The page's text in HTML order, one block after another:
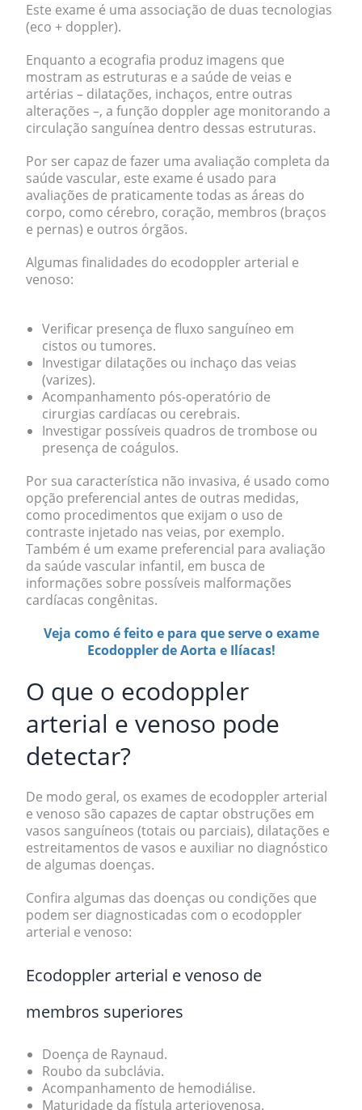
Este exame é uma associação de duas tecnologias
(eco + doppler).
Enquanto a ecografia produz imagens que
mostram as estruturas e a saúde de veias e
artérias – dilatações, inchaços, entre outras
alterações –, a função dopplerage monitorando a
circulação sanguínea dentro dessas estruturas.
Por ser capaz de fazer uma avaliação completa da
saúde vascular, este exame é usado para
avaliações de praticamente todas as áreas do
corpo, como cérebro, coração, membros (braços
e pernas) e outros órgãos.
Algumas finalidades do ecodoppler arterial e
venoso:
Verificar presença de fluxo sanguíneo em
cistos ou tumores.
Investigar dilatações ou inchaço das veias
(varizes).
Acompanhamento pós-operatório de
cirurgias cardíacas ou cerebrais.
Investigar possíveis quadros de trombose ou
presença de coágulos.
Por sua característica não invasiva, é usado como
opção preferencial antes de outras medidas,
como procedimentos que exijam o uso de
contraste injetado nas veias, por exemplo.
Também é um exame preferencial para avaliação
da saúde vascular infantil, em busca de
informações sobre possíveis malformações
cardíacas congênitas.
Veja como é feito e para que serve o exame
Ecodoppler de Aorta e Ilíacas!
O que o ecodoppler
arterial e venoso pode
detectar?
De modo geral, os exames de ecodoppler arterial
e venoso são capazes de captar obstruções em
vasos sanguíneos (totais ou parciais), dilatações e
estreitamentos de vasos e auxiliar no diagnóstico
de algumas doenças.
Confira algumas das doenças ou condições que
podem ser diagnosticadas com o ecodoppler
arterial e venoso:
Ecodoppler arterial e venoso de
membros superiores
Doença de Raynaud.
Roubo da subclávia.
Acompanhamento de hemodiálise.
Maturidade da fístula arteriovenosa.